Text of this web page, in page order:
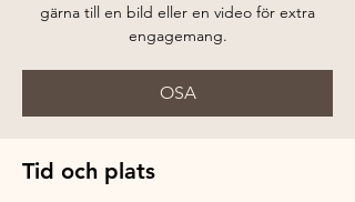
gärna till en bild eller en video för extra
engagemang.
OSA
Tid och plats